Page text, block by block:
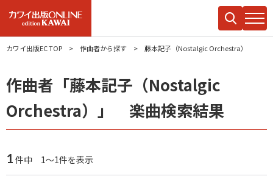
カワイ出版EC TOP 作曲者から探す 藤本記子（Nostalgic Orchestra）
作曲者「藤本記子（Nostalgic
Orchestra）」 楽曲検索結果
1 件中 1～1件を表示